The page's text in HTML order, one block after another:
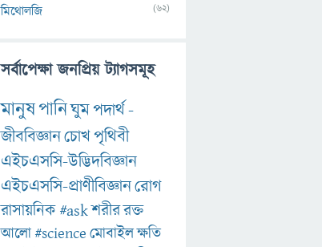
মিথোলজি (62)
সর্বাপেক্ষা জনপ্রিয় ট্যাগসমূহ
মানুষপানিঘুমপদার্থ-
জীববিজ্ঞানচোখপৃথিবী
এইচএসসি-উদ্ভিদবিজ্ঞান
এইচএসসি-প্রাণীবিজ্ঞানরোগ
রাসায়নিক#askশরীররক্ত
আলো#scienceমোবাইলক্ষতি